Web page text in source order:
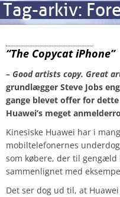
Tag-arkiv:
“The Copycat iPhone”
– Good artists copy. Great
grundlægger Steve Jobs
gange blevet offer for
Huawei’s meget
Kinesiske Huawei har i
mobiltelefonernes
som købere, der til
sammenlignet med
Det ser dog ud til, at